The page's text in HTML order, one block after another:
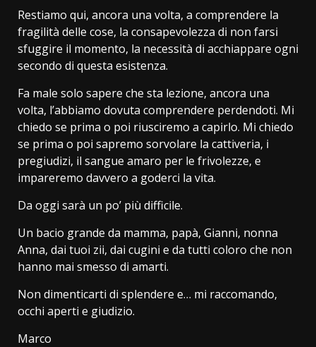
Restiamo qui, ancora una volta, a comprendere la
fragilità delle cose, la consapevolezza di non farsi
sfuggire il momento, la necessità di acchiappare ogni
secondo di questa esistenza.
Fa male solo sapere che sta lezione, ancora una
volta, l’abbiamo dovuta comprendere perdendoti. Mi
chiedo se prima o poi riusciremo a capirlo. Mi chiedo
se prima o poi sapremo sorvolare la cattiveria, i
pregiudizi, il sangue amaro per le frivolezze, e
impareremo davvero a goderci la vita.
Da oggi sarà un po’ più difficile.
Un bacio grande da mamma, papà, Gianni, nonna
Anna, dai tuoi zii, dai cugini e da tutti coloro che non
hanno mai smesso di amarti.
Non dimenticarti di splendere e… mi raccomando,
occhi aperti e giudizio.
Marco